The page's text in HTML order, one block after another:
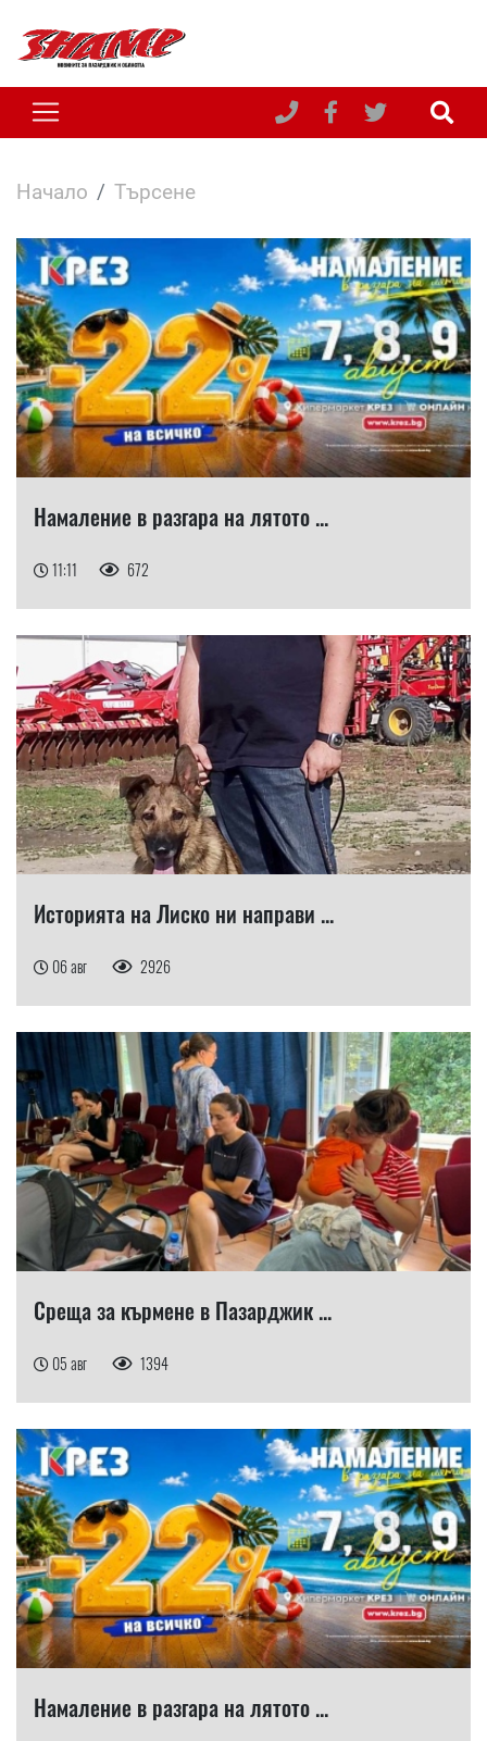
Начало Търсене
Намаление в разгара на лятото ...
11:11 672
Историята на Лиско ни направи ...
06 авг 2926
Среща за кърмене в Пазарджик ...
05 авг 1394
Намаление в разгара на лятото ...